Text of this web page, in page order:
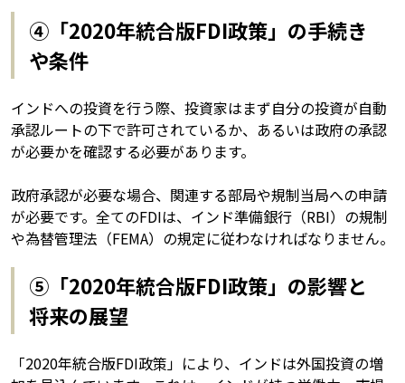
④「2020年統合版FDI政策」の手続き
や条件
インドへの投資を行う際、投資家はまず自分の投資が自動
承認ルートの下で許可されているか、あるいは政府の承認
が必要かを確認する必要があります。
政府承認が必要な場合、関連する部局や規制当局への申請
が必要です。全てのFDIは、インド準備銀行（RBI）の規制
や為替管理法（FEMA）の規定に従わなければなりません。
⑤「2020年統合版FDI政策」の影響と
将来の展望
「2020年統合版FDI政策」により、インドは外国投資の増